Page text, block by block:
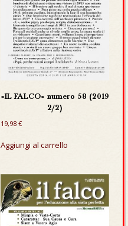
«IL FALCO» numero 58 (2019
2/2)
19,98 €
Aggiungi al carrello